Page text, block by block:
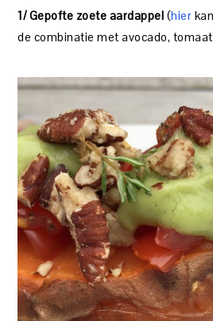
1/ Gepofte zoete aardappel (hier
de combinatie met avocado,